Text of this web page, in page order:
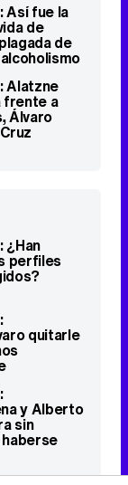
Así fue la
de
de
Alatzne
frente a
Álvaro
perfiles
quitarle
sombra?
y Alberto
sin